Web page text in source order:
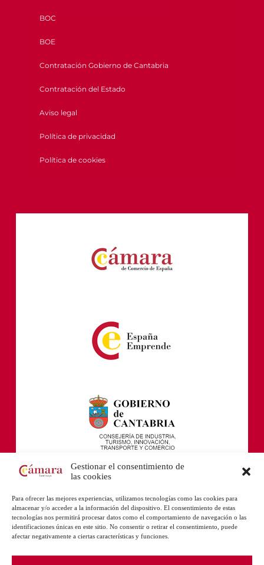
Gestionar el consentimiento de
las cookies
Para ofrecer las mejores experiencias, utilizamos tecnologías como las cookies para
almacenar y/o acceder a la información del dispositivo. El consentimiento de estas
tecnologías nos permitirá procesar datos como el comportamiento de navegación o las
identificaciones únicas en este sitio. No consentir o retirar el consentimiento, puede
afectar negativamente a ciertas características y funciones.
BOC
BOE
Contratación Gobierno de Cantabria
Contratación del Estado
Aviso legal
Política de privacidad
Política de cookies